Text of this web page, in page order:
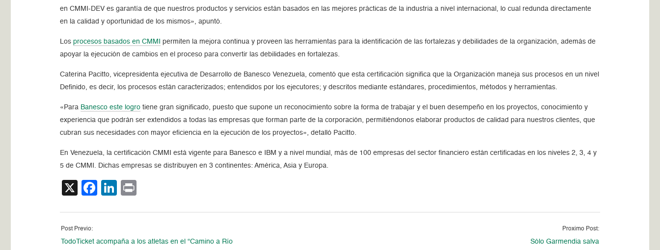
en CMMI-DEV es garantía de que nuestros productos y servicios están basados en las mejores prácticas de la industria a nivel internacional, lo cual redunda directamente
en la calidad y oportunidad de los mismos», apuntó.
Losprocesos basados en CMMI
permiten la mejora continua y proveen las herramientas para la identificación de las fortalezas y debilidades de la organización, además de
apoyar la ejecución de cambios en el proceso para convertir las debilidades en fortalezas.
Caterina Pacitto, vicepresidenta ejecutiva de Desarrollo de Banesco Venezuela, comentó que esta certificación significa que la Organización maneja sus procesos en un nivel
Definido, es decir, los procesos están caracterizados; entendidos por los ejecutores; y descritos mediante estándares, procedimientos, métodos y herramientas.
«Para Banesco este logro tiene gran significado, puesto que supone un reconocimiento sobre la forma de trabajar y el buen desempeño en los proyectos, conocimiento y
experiencia que podrán ser extendidos a todas las empresas que forman parte de la corporación, permitiéndonos elaborar productos de calidad para nuestros clientes, que
cubran sus necesidades con mayor eficiencia en la ejecución de los proyectos», detalló Pacitto.
En Venezuela, la certificación CMMI está vigente para Banesco e IBM y a nivel mundial, más de 100 empresas del sector financiero están certificadas en los niveles 2, 3, 4 y
5 de CMMI. Dichas empresas se distribuyen en 3 continentes: América, Asia y Europa.
X Facebook
LinkedIn
Post Previo:
TodoTicket acompaña a los atletas en el “Camino a Río
Proximo Post:
Sólo Garmendia salva